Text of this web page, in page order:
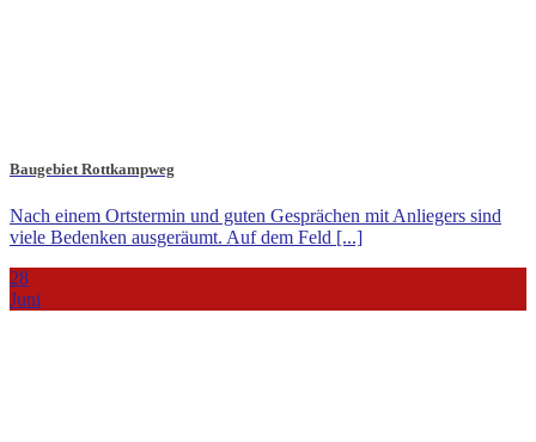
Baugebiet Rottkampweg
Nach einem Ortstermin und guten Gesprächen mit Anliegers sind
viele Bedenken ausgeräumt. Auf dem Feld [...]
28
Juni